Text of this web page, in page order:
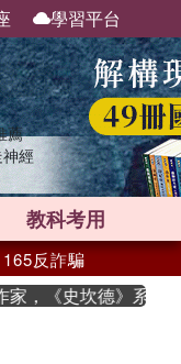
學習平台
薦
經
教科考用
165反詐騙
，《史坎德》系列帶